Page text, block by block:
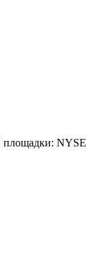
площадки: NYSE